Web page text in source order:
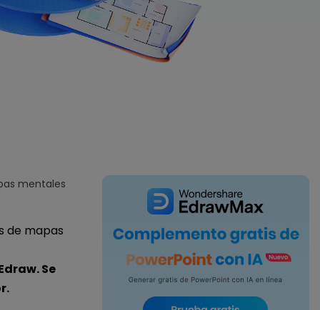
IA de EdrawMind
Creador de IA para
mapa mental.
mentales
de mapas
Se